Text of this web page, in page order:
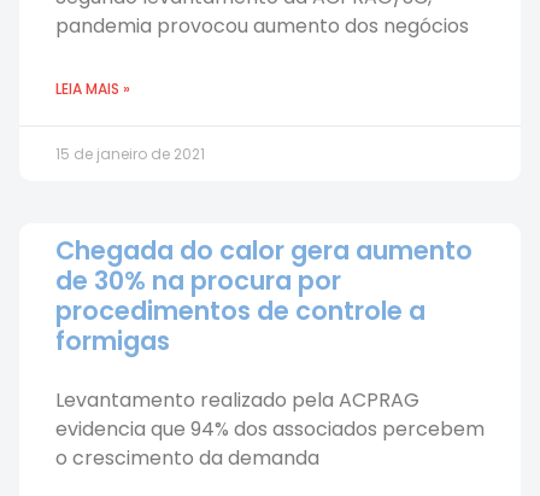
pandemia provocou aumento dos negócios
LEIA MAIS »
15 de janeiro de 2021
Chegada do calor gera aumento
de 30% na procura por
procedimentos de controle a
formigas
Levantamento realizado pela ACPRAG
evidencia que 94% dos associados percebem
o crescimento da demanda